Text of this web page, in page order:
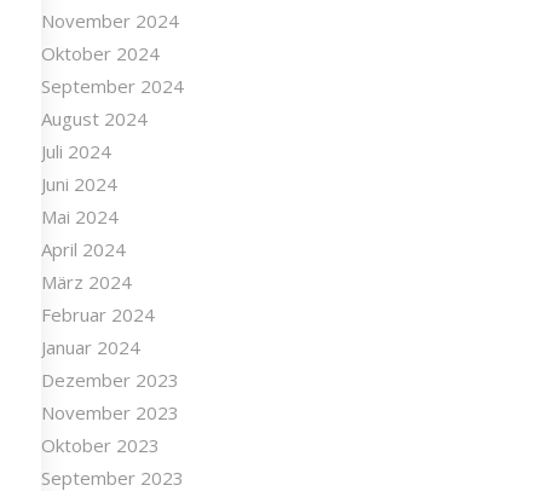
November 2024
Oktober 2024
September 2024
August 2024
Juli 2024
Juni 2024
Mai 2024
April 2024
März 2024
Februar 2024
Januar 2024
Dezember 2023
November 2023
Oktober 2023
September 2023